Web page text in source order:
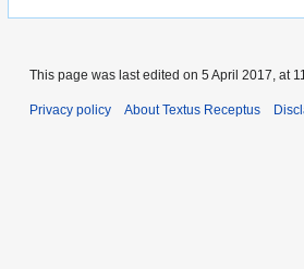
This page was last edited on 5 April 2017, at
Privacy policy About Textus Receptus